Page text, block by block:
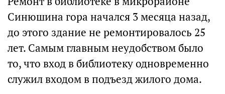
Синюшина гора начался 3 месяца назад,
до этого здание не ремонтировалось 25
лет. Самым главным неудобством было
то, что вход в библиотеку одновременно
служил входом в подъезд жилого дома.